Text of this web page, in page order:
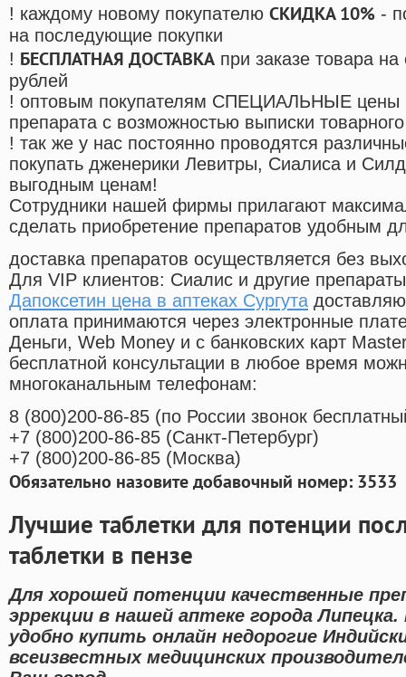
! каждому новому покупателю СКИДКА 10% -
на последующие покупки
! БЕСПЛАТНАЯ ДОСТАВКА при заказе товара
рублей
! оптовым покупателям СПЕЦИАЛЬНЫЕ цены
препарата с возможностью выписки
! так же у нас постоянно проводятся
покупать дженерики Левитры, Сиалиса и
выгодным ценам!
Cотрудники нашей фирмы прилагают
сделать приобретение препаратов удобным
доставка препаратов осуществляется без
Для VIP клиентов: Сиалис и другие
Дапоксетин цена в аптеках Сургута
оплата принимаются через электронные
Деньги, Web Money и с банковских карт
бесплатной консультации в любое время
многоканальным телефонам:
8 (800)200-86-85 (по России звонок
+7 (800)200-86-85 (Санкт-Петербург)
+7 (800)200-86-85 (Москва)
Обязательно назовите добавочный номер: 3533
Лучшие таблетки для потенции
таблетки в пензе
Для хорошей потенции качественные
эррекции в нашей аптеке города
удобно купить онлайн недорогие
всеизвестных медицинских